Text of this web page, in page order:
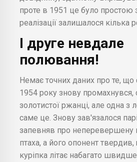
проте в 1951 це було
реалізації залишалося кілька
І друге невдале
полювання!
Немає точних даних про те, що
1954 року знову промахнувся,
золотистої ржанці, але одна з
саме це. Знову зав'язалося
запевняв про неперевершену
птаха, а його опонент
куріпка літає набагато